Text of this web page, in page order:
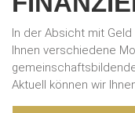
In der Absicht mit
Ihnen verschiedene
Aktuell können wir